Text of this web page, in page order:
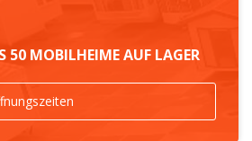
50 MOBILHEIME AUF LAGER